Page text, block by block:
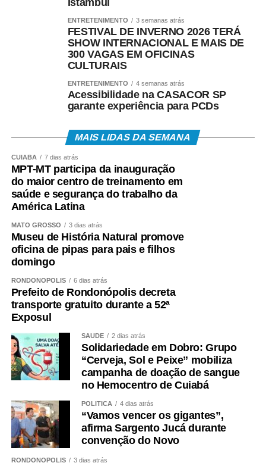
Uma das maiores emoções de sua trajetória aconteceu
neste ano. Em 2016, sua filha, de apenas seis anos,
conquistou o título de campeã mato-grossense de pipa,
reforçando que a paixão pela modalidade atravessa
Pipódromo. Queremos um espaço seguro onde crianças,
jovens e adultos possam praticar o esporte sem riscos,
longe da rede elétrica e do trânsito. Também será um
local para campeonatos, oficinas, festivais e ações
educativas. Estados como São Paulo, Goiás, Espírito
Santo e Rio de Janeiro já contam com esses espaços e
conseguiram reduzir acidentes. Mato Grosso também
merece esse avanço”, defende.
Segundo ele, o Pipódromo vai além da prática esportiva.
“Quando existe um espaço apropriado, conseguimos
orientar sobre segurança, combater o uso de linhas
perigosas, preservar essa tradição e fortalecer um esporte
que cresce a cada ano. A pipa promove inclusão social,
gera renda para muitas famílias e aproxima pais e filhos
por meio de uma atividade saudável.”
*PROGRAMAÇÃO NO MUSEU*
O Museu oferece programação completa para toda a
família. Além da oficina, quem visitar o Museu poderá
aproveitar a Feira Permanente, realizada das 9h às 17h,
com entrada gratuita. O espaço reúne gastronomia
regional, artesanato, produtores da economia criativa,
ENTRETENIMENTO 3 semanas atrás
FESTIVAL DE INVERNO 2026 TERÁ
SHOW INTERNACIONAL E MAIS DE
300 VAGAS EM OFICINAS
CULTURAIS
ENTRETENIMENTO 4 semanas atrás
Acessibilidade na CASACOR SP
garante experiência para PCDs
MAIS LIDAS DA SEMANA
CUIABÁ 7 dias atrás
MPT-MT participa da inauguração
do maior centro de treinamento em
saúde e segurança do trabalho da
América Latina
MATO GROSSO 3 dias atrás
Museu de História Natural promove
oficina de pipas para pais e filhos
domingo
RONDONÓPOLIS 6 dias atrás
Prefeito de Rondonópolis decreta
transporte gratuito durante a 52ª
Exposul
SAÚDE 2 dias atrás
Solidariedade em Dobro: Grupo
“Cerveja, Sol e Peixe” mobiliza
campanha de doação de sangue
no Hemocentro de Cuiabá
POLÍTICA 4 dias atrás
“Vamos vencer os gigantes”,
afirma Sargento Jucá durante
convenção do Novo
RONDONÓPOLIS 3 dias atrás